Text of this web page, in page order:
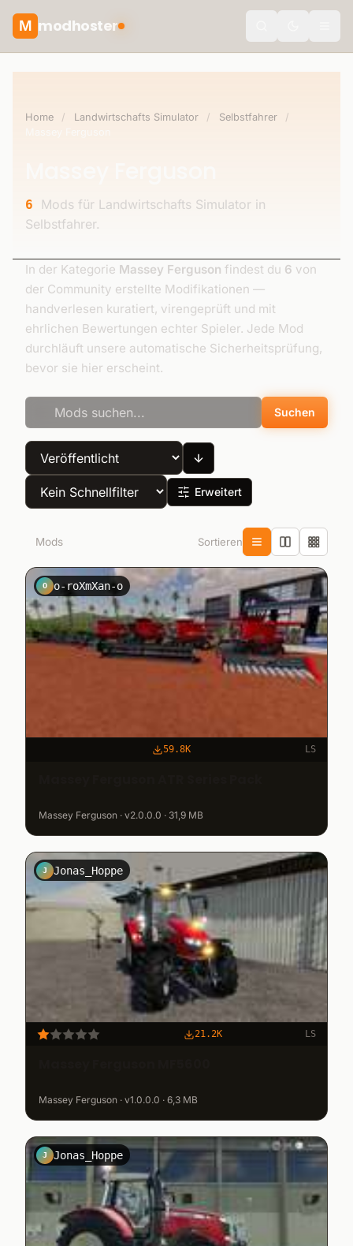
M modhoster
Home / Landwirtschafts Simulator / Selbstfahrer
/
6
Mods für Landwirtschafts Simulator in
Selbstfahrer.
In der Kategorie Massey Ferguson findest du 6 von
der Community erstellte Modifikationen —
handverlesen kuratiert, virengeprüft und mit
ehrlichen Bewertungen echter Spieler. Jede Mod
durchläuft unsere automatische Sicherheitsprüfung,
bevor sie hier erscheint.
Suchen
Erweitert
Mods Sortieren
O o-roXmXan-o
59.8K LS
Massey Ferguson · v2.0.0.0 · 31,9 MB
J Jonas_Hoppe
21.2K LS
Massey Ferguson · v1.0.0.0 · 6,3 MB
J Jonas_Hoppe